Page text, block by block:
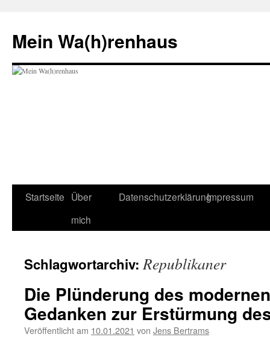
springen
Mein Wa(h)renhaus
Startseite Über
mich
DatenschutzerklärungImpressum
Schlagwortarchiv:Republikaner
Die Plünderung des
Gedanken zur Erstürmung
Veröffentlicht am 10.01.2021 von Jens Bertrams